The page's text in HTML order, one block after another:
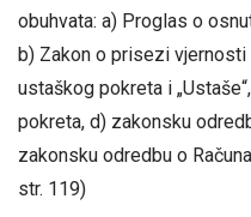
obuhvata: a) Proglas o
b) Zakon o prisezi vjernosti
ustaškog pokreta i
pokreta, d) zakonsku
zakonsku odredbu o
str. 119)